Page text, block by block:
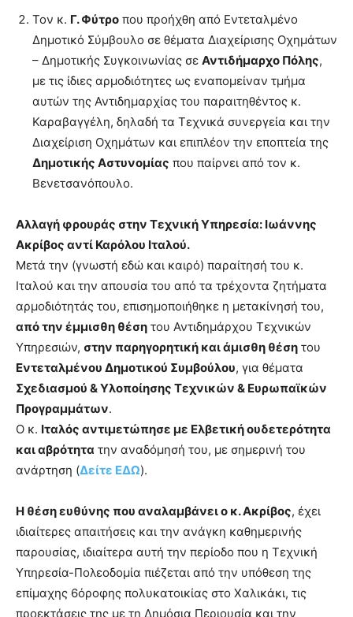
Τον κ. Γ. Φύτρο που προήχθη από Εντεταλμένο
Δημοτικό Σύμβουλο σε θέματα Διαχείρισης Οχημάτων
– Δημοτικής Συγκοινωνίας σε Αντιδήμαρχο Πόλης,
με τις ίδιες αρμοδιότητες ως εναπομείναν τμήμα
αυτών της Αντιδημαρχίας του παραιτηθέντος κ.
Καραβαγγέλη, δηλαδή τα Τεχνικά συνεργεία και την
Διαχείριση Οχημάτων και επιπλέον την εποπτεία της
Δημοτικής Αστυνομίας που παίρνει από τον κ.
Βενετσανόπουλο.
Αλλαγή φρουράς στην Τεχνική Υπηρεσία: Ιωάννης
Ακρίβος αντί Καρόλου Ιταλού.
Μετά την (γνωστή εδώ και καιρό) παραίτησή του κ.
Ιταλού και την απουσία του από τα τρέχοντα ζητήματα
αρμοδιότητάς του, επισημοποιήθηκε η μετακίνησή του,
από την έμμισθη θέση του Αντιδημάρχου Τεχνικών
Υπηρεσιών, στην παρηγορητική και άμισθη θέση του
Εντεταλμένου Δημοτικού Συμβούλου, για θέματα
Σχεδιασμού & Υλοποίησης Τεχνικών & Ευρωπαϊκών
Προγραμμάτων.
Ο κ. Ιταλός αντιμετώπησε με Ελβετική ουδετερότητα
και αβρότητα την αναδόμησή του, με σημερινή του
ανάρτηση (Δείτε ΕΔΩ).
Η θέση ευθύνης που αναλαμβάνει ο κ. Ακρίβος, έχει
ιδιαίτερες απαιτήσεις και την ανάγκη καθημερινής
παρουσίας, ιδιαίτερα αυτή την περίοδο που η Τεχνική
Υπηρεσία-Πολεοδομία πιέζεται από την υπόθεση της
επίμαχης 6όροφης πολυκατοικίας στο Χαλικάκι, τις
προεκτάσεις της με τη Δημόσια Περιουσία και την